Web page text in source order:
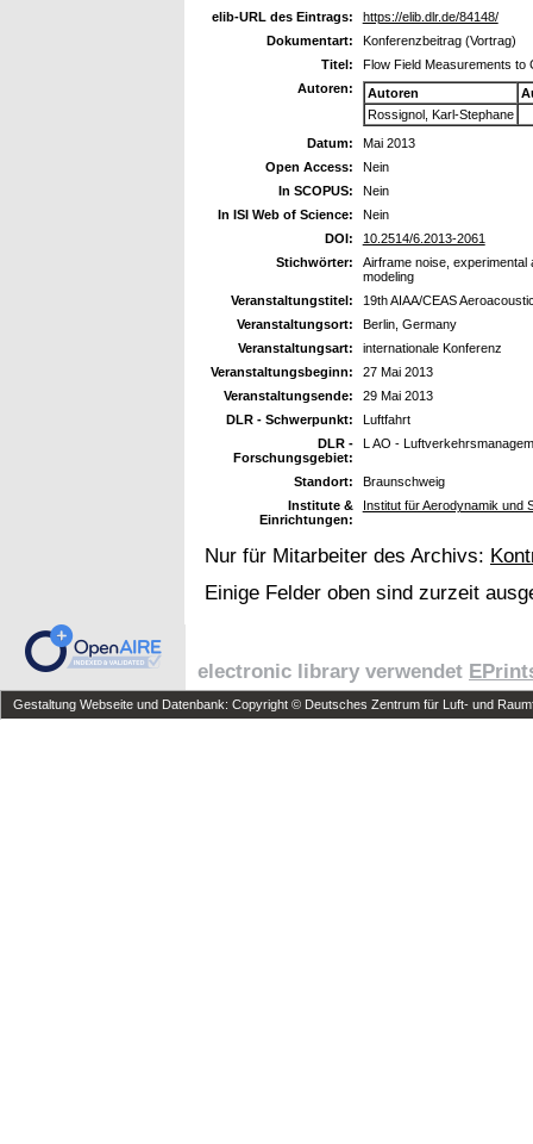
elib-URL des Eintrags:
https://elib.dlr.de/84148/
Dokumentart:
Konferenzbeitrag (Vortrag)
Titel:
Flow Field Measurements to
Autoren:
Autoren
Rossignol, Karl-Stephane
Datum:
Mai 2013
Open Access:
Nein
In SCOPUS:
Nein
In ISI Web of Science:
Nein
DOI:
10.2514/6.2013-2061
Stichwörter:
Airframe noise,
modeling
Veranstaltungstitel:
19th AIAA/CEAS
Veranstaltungsort:
Berlin, Germany
Veranstaltungsart:
internationale Konferenz
Veranstaltungsbeginn:
27 Mai 2013
Veranstaltungsende:
29 Mai 2013
DLR - Schwerpunkt:
Luftfahrt
DLR -
Forschungsgebiet:
L AO -
Standort:
Braunschweig
Institute &
Einrichtungen:
Institut für Aerodynamik und
Nur für Mitarbeiter des Archivs:
Einige Felder oben sind zurzeit
electronic library verwendet
Gestaltung Webseite und Datenbank: Copyright © Deutsches Zentrum für Luft- und